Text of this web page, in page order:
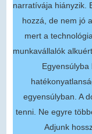
narratívája hiányzik.
hozzá, de nem jó
mert a
munkavállalók
egyensúlyban. A
tenni. Ne egyre
Adjunk